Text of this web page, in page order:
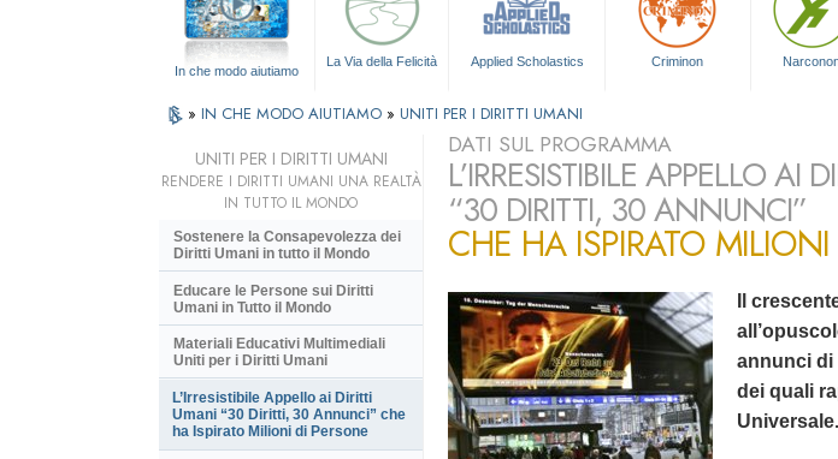
In che modo aiutiamo
La Via della Felicità Applied Scholastics Criminon
» IN CHE MODO AIUTIAMO » UNITI PER I DIRITTI UMANI
DATI SUL PROGRAMMA
L’IRRESISTIBILE APPELLO AI
“30 DIRITTI, 30 ANNUNCI”
CHE HA ISPIRATO
Il
annunci di
dei quali
Universale.
UNITI PER I DIRITTI UMANI
RENDERE I DIRITTI UMANI UNA REALTÀ
IN TUTTO IL MONDO
Sostenere la Consapevolezza dei
Diritti Umani in tutto il Mondo
Educare le Persone sui Diritti
Umani in Tutto il Mondo
Materiali Educativi Multimediali
Uniti per i Diritti Umani
L’Irresistibile Appello ai Diritti
Umani “30 Diritti, 30 Annunci” che
ha Ispirato Milioni di Persone